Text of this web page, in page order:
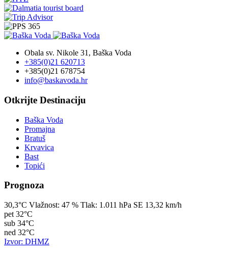
Obala sv. Nikole 31, Baška Voda
+385(0)21 620713
+385(0)21 678754
info@baskavoda.hr
Otkrijte Destinaciju
Baška Voda
Promajna
Bratuš
Krvavica
Bast
Topići
Prognoza
30,3°C Vlažnost: 47 % Tlak: 1.011 hPa SE 13,32 km/h
pet 32°C
sub 34°C
ned 32°C
Izvor: DHMZ